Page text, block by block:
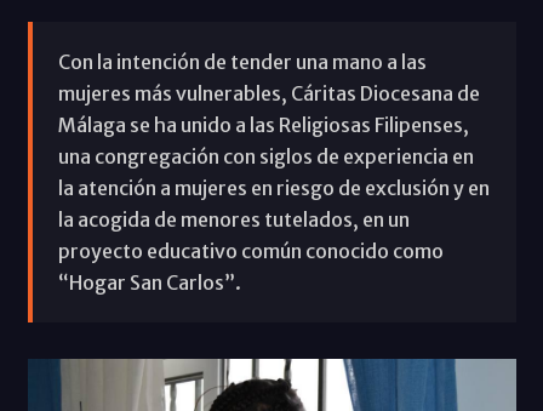
Con la intención de tender una mano a las
mujeres más vulnerables, Cáritas Diocesana de
Málaga se ha unido a las Religiosas Filipenses,
una congregación con siglos de experiencia en
la atención a mujeres en riesgo de exclusión y en
la acogida de menores tutelados, en un
proyecto educativo común conocido como
“Hogar San Carlos”.